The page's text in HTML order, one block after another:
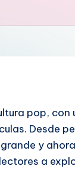
pop,
Desde
y
a